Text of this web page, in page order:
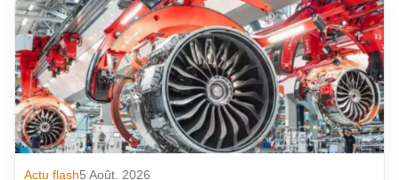
Actu flash5 Août. 2026